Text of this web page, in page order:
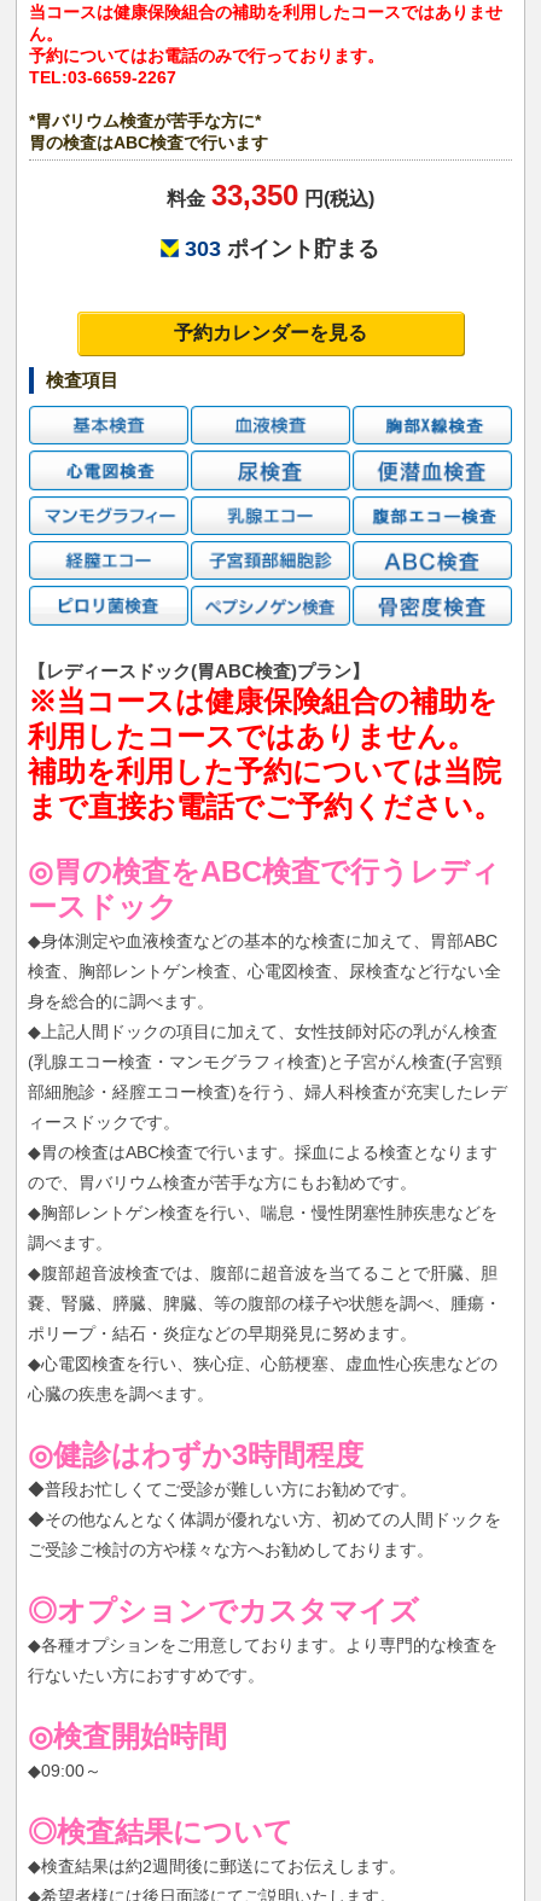
当コースは健康保険組合の補助を利用したコースではありませ
ん。
予約についてはお電話のみで行っております。
TEL:03-6659-2267
*胃バリウム検査が苦手な方に*
胃の検査はABC検査で行います
料金 33,350 円(税込)
303ポイント貯まる
予約カレンダーを見る
検査項目
【レディースドック(胃ABC検査)プラン】
※当コースは健康保険組合の補助を
利用したコースではありません。
補助を利用した予約については当院
まで直接お電話でご予約ください。
◎胃の検査をABC検査で行うレディ
ースドック
◆身体測定や血液検査などの基本的な検査に加えて、胃部ABC
検査、胸部レントゲン検査、心電図検査、尿検査など行ない全
身を総合的に調べます。
◆上記人間ドックの項目に加えて、女性技師対応の乳がん検査
(乳腺エコー検査・マンモグラフィ検査)と子宮がん検査(子宮頸
部細胞診・経膣エコー検査)を行う、婦人科検査が充実したレデ
ィースドックです。
◆胃の検査はABC検査で行います。採血による検査となります
ので、胃バリウム検査が苦手な方にもお勧めです。
◆胸部レントゲン検査を行い、喘息・慢性閉塞性肺疾患などを
調べます。
◆腹部超音波検査では、腹部に超音波を当てることで肝臓、胆
嚢、腎臓、膵臓、脾臓、等の腹部の様子や状態を調べ、腫瘍・
ポリープ・結石・炎症などの早期発見に努めます。
◆心電図検査を行い、狭心症、心筋梗塞、虚血性心疾患などの
心臓の疾患を調べます。
◎健診はわずか3時間程度
◆普段お忙しくてご受診が難しい方にお勧めです。
◆その他なんとなく体調が優れない方、初めての人間ドックを
ご受診ご検討の方や様々な方へお勧めしております。
◎オプションでカスタマイズ
◆各種オプションをご用意しております。より専門的な検査を
行ないたい方におすすめです。
◎検査開始時間
◆09:00～
◎検査結果について
◆検査結果は約2週間後に郵送にてお伝えします。
◆希望者様には後日面談にてご説明いたします。